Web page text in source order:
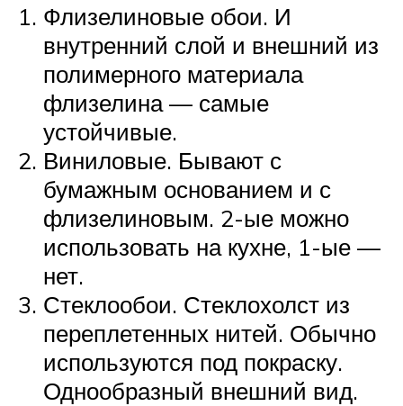
Флизелиновые обои. И
внутренний слой и внешний из
полимерного материала
флизелина — самые
устойчивые.
Виниловые. Бывают с
бумажным основанием и с
флизелиновым. 2-ые можно
использовать на кухне, 1-ые —
нет.
Стеклообои. Стеклохолст из
переплетенных нитей. Обычно
используются под покраску.
Однообразный внешний вид.